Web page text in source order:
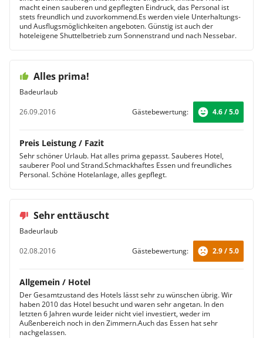
macht einen sauberen und gepflegten Eindruck, das Personal ist
stets freundlich und zuvorkommend.Es werden viele Unterhaltungs-
und Ausflugsmöglichkeiten angeboten. Günstig ist auch der
hoteleigene Shuttelbetrieb zum Sonnenstrand und nach Nessebar.
Alles prima!
Badeurlaub
26.09.2016
Gästebewertung: 4.6 / 5.0
Preis Leistung / Fazit
Sehr schöner Urlaub. Hat alles prima gepasst. Sauberes Hotel,
sauberer Pool und Strand.Schmackhaftes Essen und freundliches
Personal. Schöne Hotelanlage, alles gepflegt.
Sehr enttäuscht
Badeurlaub
02.08.2016
Gästebewertung: 2.9 / 5.0
Allgemein / Hotel
Der Gesamtzustand des Hotels lässt sehr zu wünschen übrig. Wir
haben 2010 das Hotel besucht und waren sehr angetan. In den
letzten 6 Jahren wurde leider nicht viel investiert, weder im
Außenbereich noch in den Zimmern.Auch das Essen hat sehr
nachgelassen.